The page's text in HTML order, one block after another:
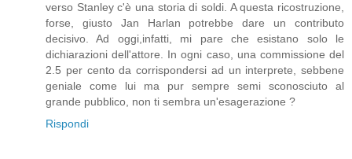
verso Stanley c'è una storia di soldi. A questa ricostruzione,
forse, giusto Jan Harlan potrebbe dare un contributo
decisivo. Ad oggi,infatti, mi pare che esistano solo le
dichiarazioni dell'attore. In ogni caso, una commissione del
2.5 per cento da corrispondersi ad un interprete, sebbene
geniale come lui ma pur sempre semi sconosciuto al
grande pubblico, non ti sembra un'esagerazione ?
Rispondi